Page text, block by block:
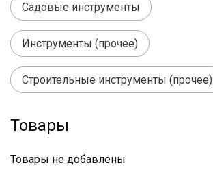
Садовые инструменты
Инструменты (прочее)
Строительные инструменты (прочее)
Товары
Товары не добавлены